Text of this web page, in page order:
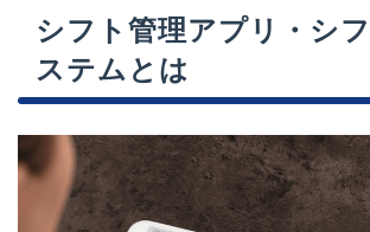
シフト管理アプリ・シ
ステムとは